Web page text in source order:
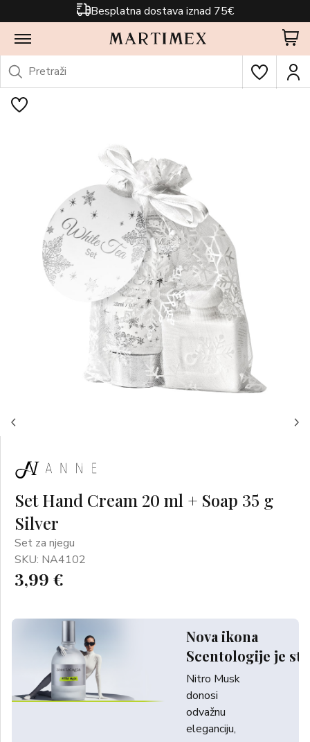
Besplatna dostava iznad 75€
Set Hand Cream 20 ml + Soap 35 g
Silver
Set za njegu
SKU: NA4102
3,99 €
Nova ikona
Scentologije je
Nitro Musk
donosi
odvažnu
eleganciju,